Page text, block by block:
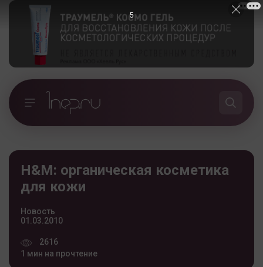
H&M: органическая косметика
для кожи
Новость
01.03.2010
2616
1 мин на прочтение
5